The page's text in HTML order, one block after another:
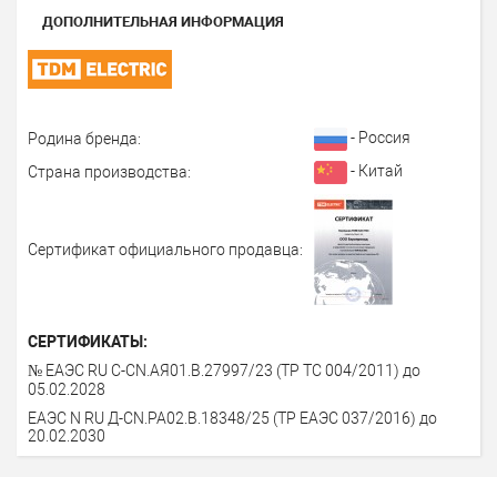
ДОПОЛНИТЕЛЬНАЯ ИНФОРМАЦИЯ
Родина бренда:
- Россия
Страна производства:
- Китай
Сертификат официального продавца:
СЕРТИФИКАТЫ:
№ ЕАЭС RU C-CN.АЯ01.В.27997/23 (ТР ТС 004/2011) до
05.02.2028
ЕАЭС N RU Д-CN.PA02.В.18348/25 (ТР ЕАЭС 037/2016) до
20.02.2030